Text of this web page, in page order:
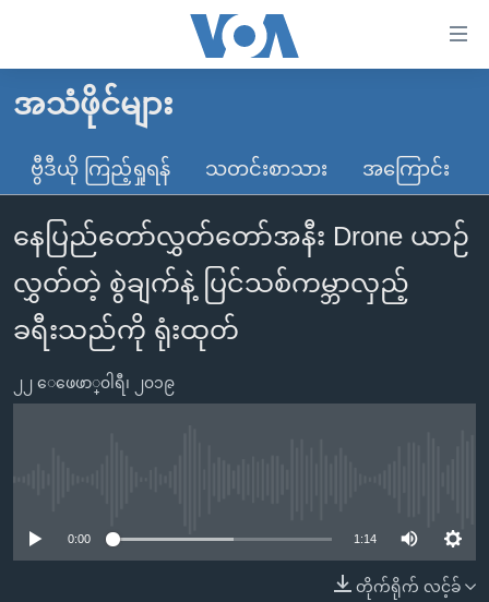
လွယ်ကူ
သည့်
များ
ပင်မ
အကြောင်းအရာ
ကျော်
ကြည့်
မူလစာမျက်နှာ
မြန်မာ
ကမ္ဘာ့သတင်းများ
နိုင်ငံတကာ
အမေရိကန်
တရုတ်
အစ္စရေး-ပါလက်စတိုင်း
ဗွီဒီယို
သတင်းလွတ်လပ်ခွင့်
ရပ်ဝန်းတခု လမ်းတခု အလွန်
အင်္ဂလိပ်စာလေ့လာမယ်
အမေရိကန်သုံးအီဒီယံ
အပတ်စဉ်ကဏ္ဍများ
အသံဖိုင်များ
ဗွီဒီယို ကြည့်ရှုရန် သတင်းစာသား အကြောင်း
နေပြည်တော်လွှတ်တော်အနီး Drone ယာဉ်
လွှတ်တဲ့ စွဲချက်နဲ့ ပြင်သစ်ကမ္ဘာလှည့်
ခရီးသည်ကို ရုံးထုတ်
၂၂ ေဖေဖာ္၀ါရီ၊ ၂၀၁၉
0:00 1:14
တိုက်ရိုက် လင့်ခ်